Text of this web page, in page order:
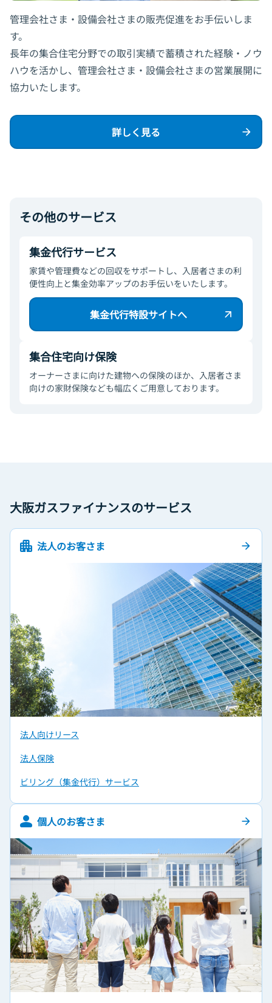
管理会社さま・設備会社さまの販売促進をお手伝いしま
す。
長年の集合住宅分野での取引実績で蓄積された経験・ノウ
ハウを活かし、管理会社さま・設備会社さまの営業展開に
協力いたします。
詳しく見る
その他のサービス
集金代行サービス
家賃や管理費などの回収をサポートし、入居者さまの利
便性向上と集金効率アップのお手伝いをいたします。
集金代行特設サイトへ
集合住宅向け保険
オーナーさまに向けた建物への保険のほか、入居者さま
向けの家財保険なども幅広くご用意しております。
大阪ガスファイナンスのサービス
法人のお客さま arrow_forward
法人向けリース
法人保険
ビリング（集金代行）サービス
個人のお客さま arrow_forward